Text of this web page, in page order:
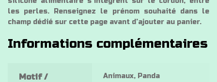
les perles. Renseignez le prénom souhaité dans le
champ dédié sur cette page avant d’ajouter au panier.
Informations complémentaires
Motif /
Animaux, Panda